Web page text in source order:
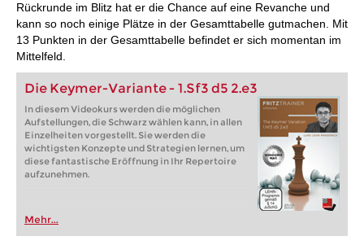
Rückrunde im Blitz hat er die Chance auf eine Revanche und
kann so noch einige Plätze in der Gesamttabelle gutmachen. Mit
13 Punkten in der Gesamttabelle befindet er sich momentan im
Mittelfeld.
Die Keymer-Variante - 1.Sf3 d5 2.e3
In diesem Videokurs werden die möglichen
Aufstellungen, die Schwarz wählen kann, in allen
Einzelheiten vorgestellt. Sie werden die
wichtigsten Konzepte und Strategien lernen, um
diese fantastische Eröffnung in Ihr Repertoire
aufzunehmen.
Mehr...